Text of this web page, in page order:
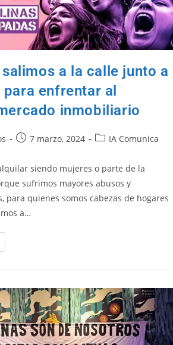
a la calle junto a
para enfrentar al
inmobiliario
7 marzo, 2024 IA Comunica
siendo mujeres o parte de la
sufrimos mayores abusos y
para quienes somos cabezas de hogares
a…